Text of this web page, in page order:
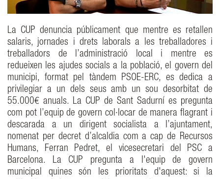
La CUP denuncia públicament que mentre es retallen
salaris, jornades i drets laborals a les treballadores i
treballadors de l’administració local i mentre es
redueixen les ajudes socials a la població, el govern del
municipi, format pel tàndem PSOE-ERC, es dedica a
privilegiar a un dels seus amb un sou desorbitat de
55.000€ anuals. La CUP de Sant Sadurní es pregunta
com pot l’equip de govern col·locar de manera flagrant i
descarada a un dirigent socialista a l’ajuntament,
nomenat per decret d’alcaldia com a cap de Recursos
Humans, Ferran Pedret, el vicesecretari del PSC a
Barcelona. La CUP pregunta a l'equip de govern
municipal quines són les prioritats d'aquest: si la